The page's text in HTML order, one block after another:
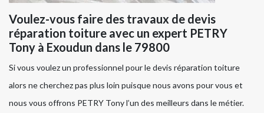
Voulez-vous faire des travaux de devis
réparation toiture avec un expert PETRY
Tony à Exoudun dans le 79800
Si vous voulez un professionnel pour le devis réparation toiture
alors ne cherchez pas plus loin puisque nous avons pour vous et
nous vous offrons PETRY Tony l’un des meilleurs dans le métier.